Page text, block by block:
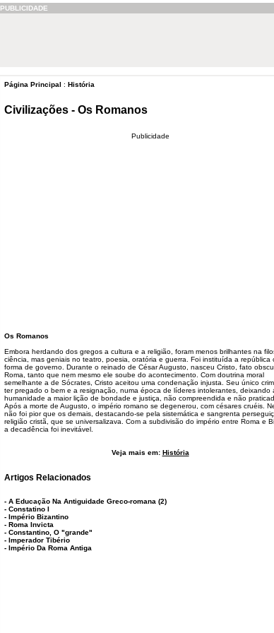
PUBLICIDADE
Página Principal : História
Civilizações - Os Romanos
Publicidade
Os Romanos
Embora herdando dos gregos a cultura e a religião, foram menos brilhantes na
ciência, mas geniais no teatro, poesia, oratória e guerra. Foi instituída a república
forma de governo. Durante o reinado de César Augusto, nasceu Cristo, fato
Roma, tanto que nem mesmo ele soube do acontecimento. Com doutrina moral
semelhante a de Sócrates, Cristo aceitou uma condenação injusta. Seu único
ter pregado o bem e a resignação, numa época de líderes intolerantes, deixando
humanidade a maior lição de bondade e justiça, não compreendida e não
Após a morte de Augusto, o império romano se degenerou, com césares cruéis.
não foi pior que os demais, destacando-se pela sistemática e sangrenta
religião cristã, que se universalizava. Com a subdivisão do império entre Roma e
a decadência foi inevitável.
Veja mais em: História
Artigos Relacionados
- A Educação Na Antiguidade Greco-romana (2)
- Constatino I
- Império Bizantino
- Roma Invicta
- Constantino, O "grande"
- Imperador Tibério
- Império Da Roma Antiga